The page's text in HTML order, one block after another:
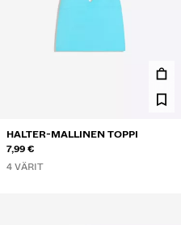
HALTER-MALLINEN TOPPI
7,99 €
4 VÄRIT